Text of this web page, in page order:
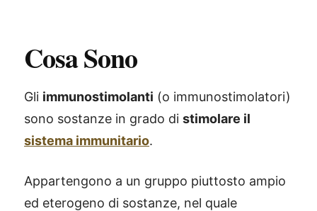
Cosa Sono
Gli immunostimolanti (o immunostimolatori)
sono sostanze in grado di stimolare il
sistema immunitario.
Appartengono a un gruppo piuttosto ampio
ed eterogeno di sostanze, nel quale